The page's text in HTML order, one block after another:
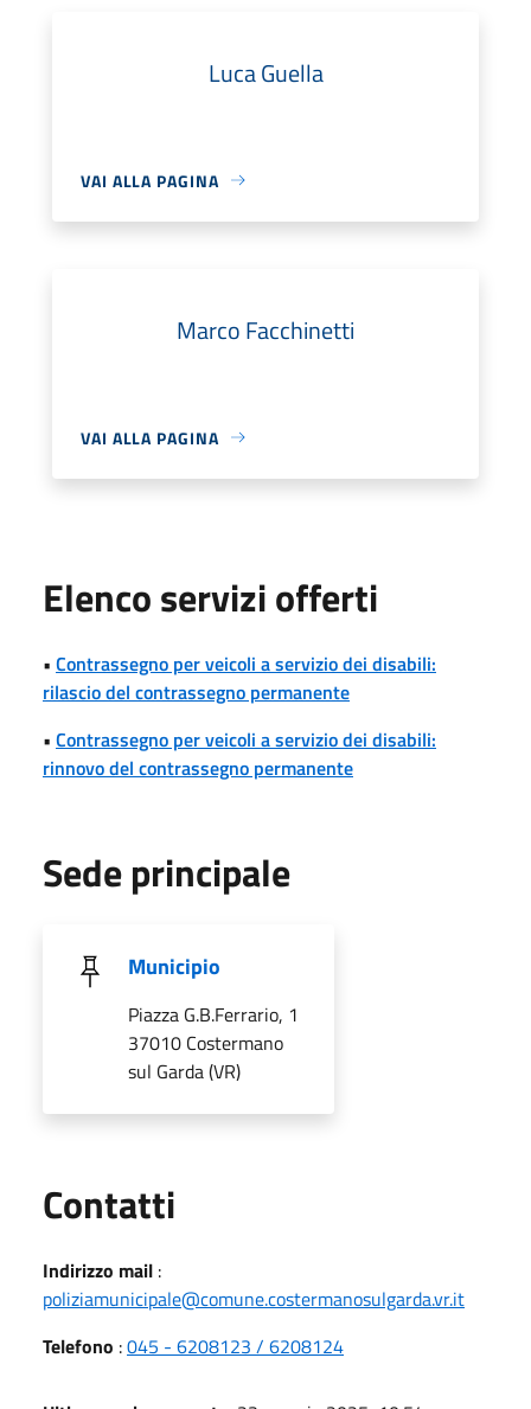
Luca Guella
VAI ALLA PAGINA
Marco Facchinetti
VAI ALLA PAGINA
Elenco servizi offerti
• Contrassegno per veicoli a servizio dei disabili:
rilascio del contrassegno permanente
• Contrassegno per veicoli a servizio dei disabili:
rinnovo del contrassegno permanente
Sede principale
Municipio
Piazza G.B.Ferrario, 1
37010 Costermano
sul Garda (VR)
Contatti
Indirizzo mail :
poliziamunicipale@comune.costermanosulgarda.vr.it
Telefono :045 - 6208123 / 6208124